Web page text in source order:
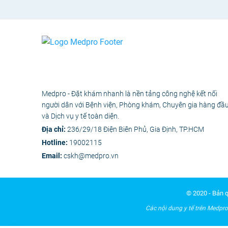
Medpro - Đặt khám nhanh là nền tảng công nghệ kết nối
người dân với Bệnh viện, Phòng khám, Chuyên gia hàng đầu
và Dịch vụ y tế toàn diện.
Địa chỉ: 236/29/18 Điện Biên Phủ, Gia Định, TP.HCM
Hotline: 19002115
Email: cskh@medpro.vn
© 2020 - Bản
Các nội dung y tế trên